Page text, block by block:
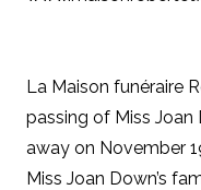
La Maison funéraire
passing of Miss Joan
away on November
Miss Joan Down’s